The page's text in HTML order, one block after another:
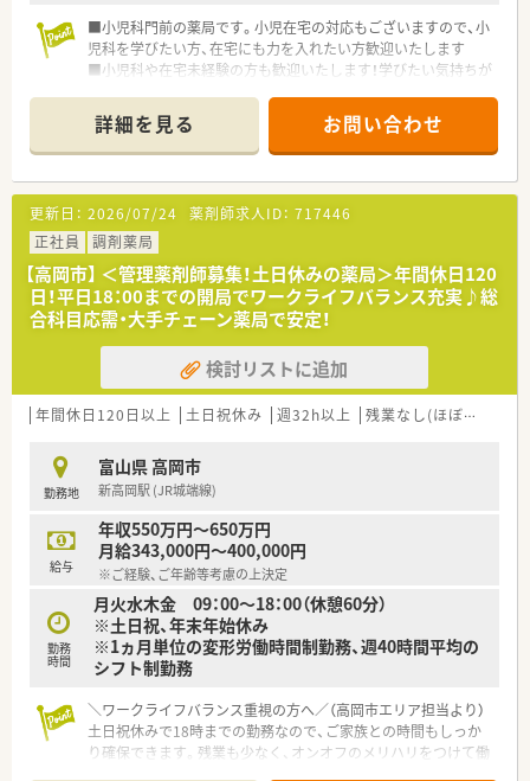
ともできます。
■服薬指導や調剤・監査業務を通して、薬剤師として専門性を高
められます。
■小児科門前の薬局です。小児在宅の対応もございますので、小
児科を学びたい方、在宅にも力を入れたい方歓迎いたします
■小児科や在宅未経験の方も歓迎いたします！学びたい気持ちが
詳細を見る お問い合わせ
更新日： 2026/07/24 薬剤師求人ID： 717446
正社員
調剤薬局
【高岡市】 ＜管理薬剤師募集！土日休みの薬局＞年間休日120
日！平日18：00までの開局でワークライフバランス充実♪総
合科目応需・大手チェーン薬局で安定！
検討リストに追加
年間休日120日以上 土日祝休み 週32h以上 残業なし(ほぼなし含む)
勤務地
富山県 高岡市
新高岡駅 (JR城端線)
給与
年収550万円～650万円
月給343,000円～400,000円
※ご経験、ご年齢等考慮の上決定
勤務
時間
月火水木金 09：00～18：00（休憩60分）
※土日祝、年末年始休み
※1ヵ月単位の変形労働時間制勤務、週40時間平均の
シフト制勤務
＼ワークライフバランス重視の方へ／（高岡市エリア担当より）
土日祝休みで18時までの勤務なので、ご家族との時間もしっか
り確保できます。残業も少なく、オンオフのメリハリをつけて働